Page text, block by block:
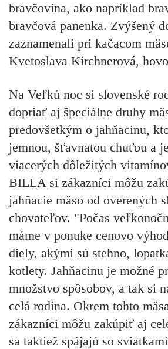
bravčovina, ako napríklad
bravčová panenka. Zvýšený
zaznamenali pri kačacom
Kvetoslava Kirchnerová,
Na Veľkú noc si slovenské
dopriať aj špeciálne druhy
predovšetkým o jahňacinu,
jemnou, šťavnatou chuťou a
viacerých dôležitých
BILLA si zákazníci môžu
jahňacie mäso od overených
chovateľov. "Počas
máme v ponuke cenovo
diely, akými sú stehno,
kotlety. Jahňacinu je možné
množstvo spôsobov, a tak si
celá rodina. Okrem tohto
zákazníci môžu zakúpiť aj
sa taktiež spájajú so